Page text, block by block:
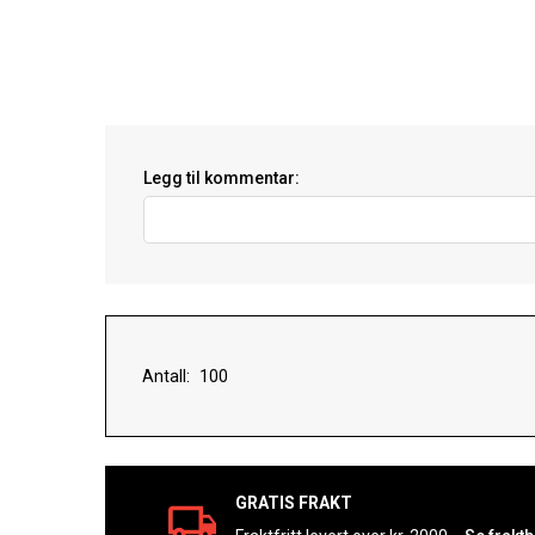
Legg til kommentar:
Antall:
GRATIS FRAKT